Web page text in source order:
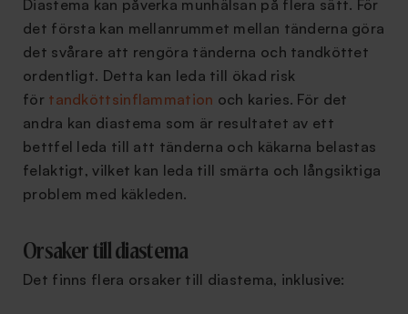
Diastema kan påverka munhälsan på flera sätt. För
det första kan mellanrummet mellan tänderna göra
det svårare att rengöra tänderna och tandköttet
ordentligt. Detta kan leda till ökad risk
för tandköttsinflammation och karies. För det
andra kan diastema som är resultatet av ett
bettfel leda till att tänderna och käkarna belastas
felaktigt, vilket kan leda till smärta och långsiktiga
problem med käkleden.
Orsaker till diastema
Det finns flera orsaker till diastema, inklusive: